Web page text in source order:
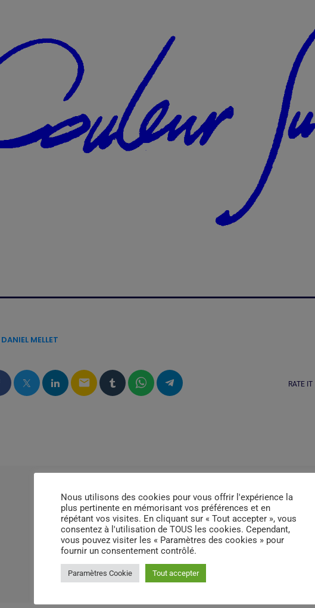
DANIEL MELLET
email RATE IT
Nous utilisons des cookies pour vous offrir l'expérience la
plus pertinente en mémorisant vos préférences et en
répétant vos visites. En cliquant sur « Tout accepter », vous
consentez à l'utilisation de TOUS les cookies. Cependant,
vous pouvez visiter les « Paramètres des cookies » pour
fournir un consentement contrôlé.
Paramètres Cookie Tout accepter